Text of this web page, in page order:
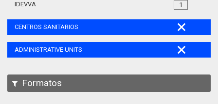
1
IDEVVA
CENTROS SANITARIOS
ADMINISTRATIVE UNITS
Formatos